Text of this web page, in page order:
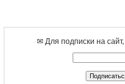
✉ Для подписки на